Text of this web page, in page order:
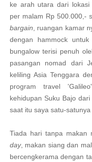
ke arah utara dari lokasi
per malam Rp 500.000,-
bargain , ruangan kamar
dengan hammock
bungalow terisi penuh
pasangan nomad dari
keliling Asia Tenggara
program travel
kehidupan Suku Bajo dari
saat itu saya satu-
Tiada hari tanpa
day, makan siang dan
bercengkerama dengan